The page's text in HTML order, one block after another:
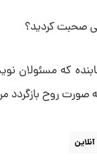
صحبت کردید؟
که
صورت روح